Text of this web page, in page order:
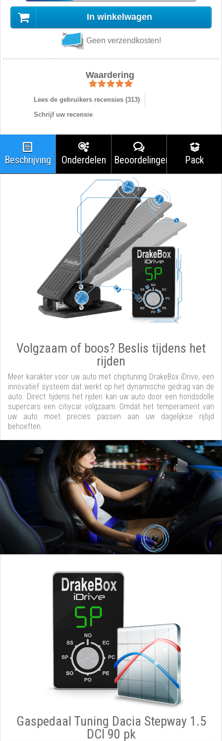
In winkelwagen
Geen verzendkosten!
Waardering
Lees de gebruikers recensies (313)
Schrijf uw recensie
Beschrijving Onderdelen Beoordelingen Pack
Volgzaam of boos? Beslis tijdens het
rijden
Meer karakter voor uw auto met chiptuning DrakeBox iDrive, een
innovatief systeem dat werkt op het dynamische gedrag van de
auto. Direct tijdens het rijden kan uw auto door een hondsdolle
supercars een citiycar volgzaam. Omdat het temperament van
uw auto moet precies passen aan uw dagelijkse rijtijd
behoeften.
Gaspedaal Tuning Dacia Stepway 1.5
DCI 90 pk